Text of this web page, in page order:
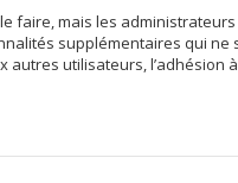
faire, mais les
supplémentaires qui ne
utilisateurs, l’adhésion